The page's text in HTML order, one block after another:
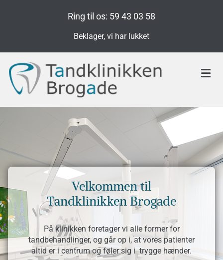
Ring til os: 59 43 03 58
Beklager, vi har lukket
Velkommen til
Tandklinikken Brogade
På klinikken foretager vi alle former for
tandbehandlinger, og går op i, at vores patienter
altid er i centrum og føler sig i trygge hænder.